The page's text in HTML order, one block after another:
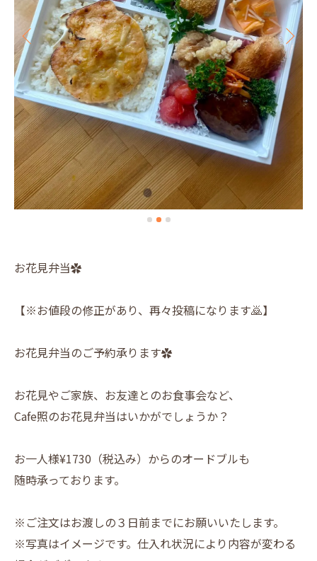
お花見弁当✿
【※お値段の修正があり、再々投稿になります🙇】
お花見弁当のご予約承ります✿
お花見やご家族、お友達とのお食事会など、
Cafe照のお花見弁当はいかがでしょうか？
お一人様¥1730（税込み）からのオードブルも
随時承っております。
※ご注文はお渡しの３日前までにお願いいたします。
※写真はイメージです。仕入れ状況により内容が変わる